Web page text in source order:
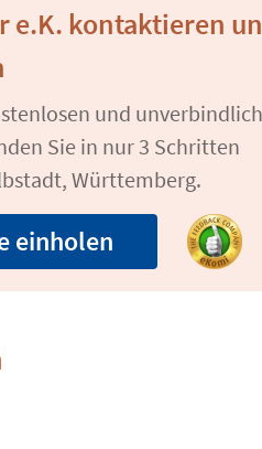
e.K. kontaktieren
und
Sie in nur 3 Schritten
Württemberg.
einholen